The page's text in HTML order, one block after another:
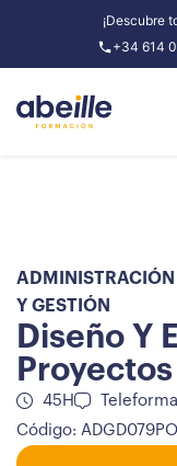
¡Descubre
+34 614
Y GESTIÓN
Diseño Y
45H
Código: ADGD079PO